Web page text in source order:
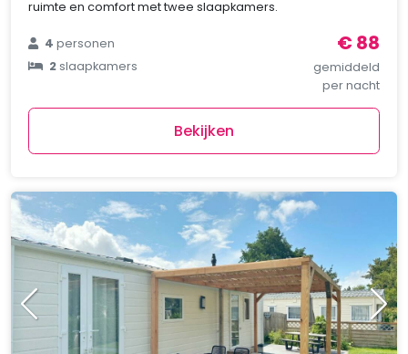
ruimte en comfort met twee slaapkamers.
4personen
2slaapkamers
€ 88
gemiddeld
per nacht
Bekijken